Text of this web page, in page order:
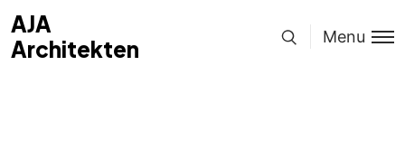
AJA
Architekten
Menu